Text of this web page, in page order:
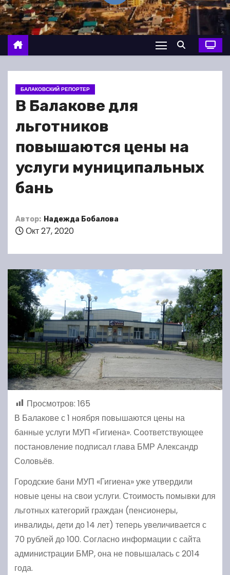
о
м
у
БАЛАКОВСКИЙ РЕПОРТЕР
В Балакове для
льготников
повышаются цены на
услуги муниципальных
бань
Автор: Надежда Бобалова
Окт 27, 2020
Просмотров: 165
В Балакове с 1 ноября повышаются цены на
банные услуги МУП «Гигиена». Соответствующее
постановление подписал глава БМР Александр
Соловьёв.
Городские бани МУП «Гигиена» уже утвердили
новые цены на свои услуги. Стоимость помывки для
льготных категорий граждан (пенсионеры,
инвалиды, дети до 14 лет) теперь увеличивается с
70 рублей до 100. Согласно информации с сайта
администрации БМР, она не повышалась с 2014
года.